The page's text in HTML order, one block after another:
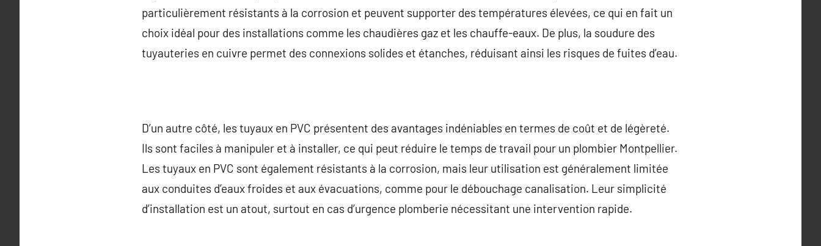
particulièrement résistants à la corrosion et peuvent supporter des températures élevées, ce qui en fait un
choix idéal pour des installations comme les chaudières gaz et les chauffe-eaux. De plus, la soudure des
tuyauteries en cuivre permet des connexions solides et étanches, réduisant ainsi les risques de fuites d’eau.
D’un autre côté, les tuyaux en PVC présentent des avantages indéniables en termes de coût et de légèreté.
Ils sont faciles à manipuler et à installer, ce qui peut réduire le temps de travail pour un plombier Montpellier.
Les tuyaux en PVC sont également résistants à la corrosion, mais leur utilisation est généralement limitée
aux conduites d’eaux froides et aux évacuations, comme pour le débouchage canalisation. Leur simplicité
d’installation est un atout, surtout en cas d’urgence plomberie nécessitant une intervention rapide.